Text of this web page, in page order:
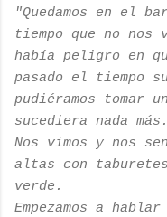
"Quedamos en el
tiempo que no nos
había peligro en
pasado el tiempo
pudiéramos tomar
sucediera nada más.
Nos vimos y nos
altas con
verde.
Empezamos a